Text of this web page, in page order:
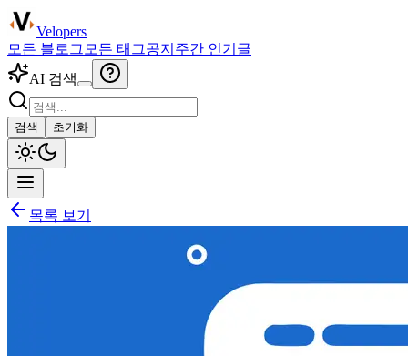
Velopers
모든 블로그 모든 태그공지 주간 인기글
AI 검색
검색 초기화
목록 보기